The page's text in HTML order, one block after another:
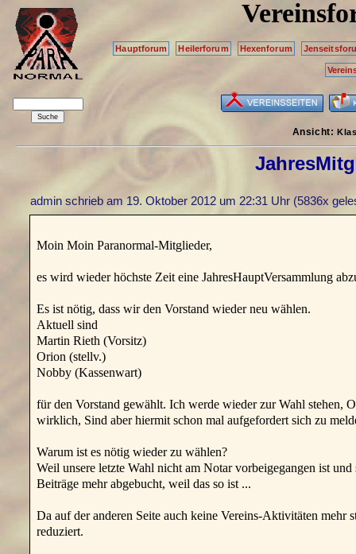
Hauptforum Heilerforum Hexenforum
Ansicht:
admin schrieb am 19. Oktober 2012 um 22:31 Uhr (5836x
Moin Moin Paranormal-Mitglieder,
es wird wieder höchste Zeit eine JahresHauptVersammlung
Es ist nötig, dass wir den Vorstand wieder neu wählen.
Aktuell sind
Martin Rieth (Vorsitz)
Orion (stellv.)
Nobby (Kassenwart)
für den Vorstand gewählt. Ich werde wieder zur Wahl
wirklich, Sind aber hiermit schon mal aufgefordert sich zu
Warum ist es nötig wieder zu wählen?
Weil unsere letzte Wahl nicht am Notar vorbeigegangen ist
Beiträge mehr abgebucht, weil das so ist ...
Da auf der anderen Seite auch keine Vereins-Aktivitäten
reduziert.